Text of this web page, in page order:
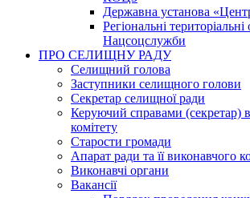
Державна установа
Регіональні територіальні
Нацсоцслужби
ПРО СЕЛИЩНУ РАДУ
Селищний голова
Заступники селищного голови
Секретар селищної ради
Керуючий справами (секретар)
комітету
Старости громади
Апарат ради та її виконавчого
Виконавчі органи
Вакансії